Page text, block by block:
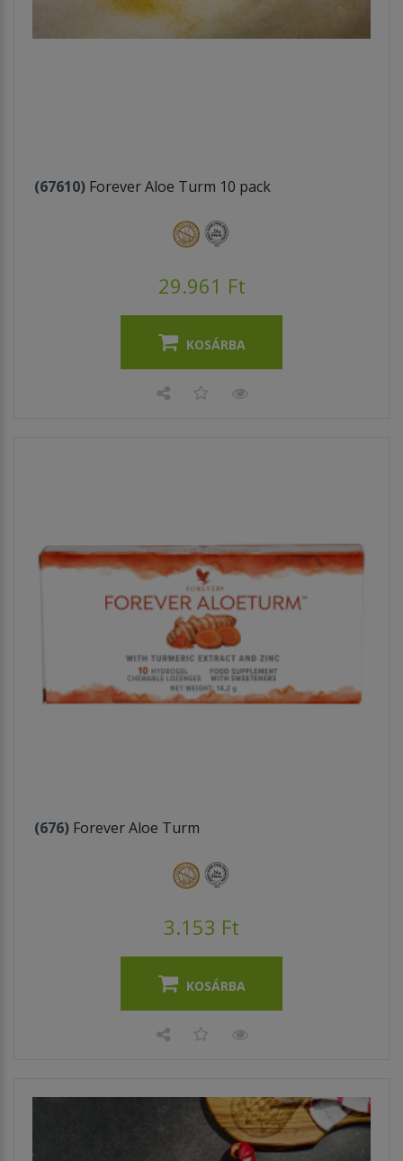
(67610) Forever Aloe Turm 10 pack
29.961 Ft
KOSÁRBA
(676) Forever Aloe Turm
3.153 Ft
KOSÁRBA